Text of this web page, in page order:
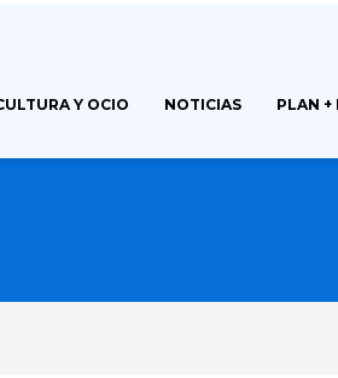
Y OCIO NOTICIAS PLAN +